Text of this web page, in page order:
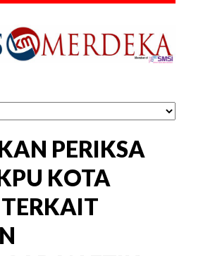
PERIKSA
KOTA